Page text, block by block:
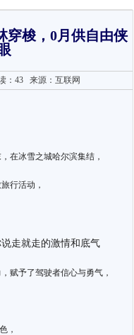
穿梭，0月供自由侠
：43来源：互联网
在冰雪之城哈尔滨集结，
行活动，
赋予了驾驶者信心与勇气，
，